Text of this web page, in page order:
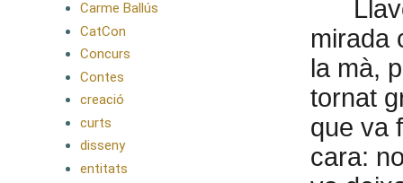
mirada
la mà,
tornat
que va
cara:
Carme Ballús
CatCon
Concurs
Contes
creació
curts
disseny
entitats